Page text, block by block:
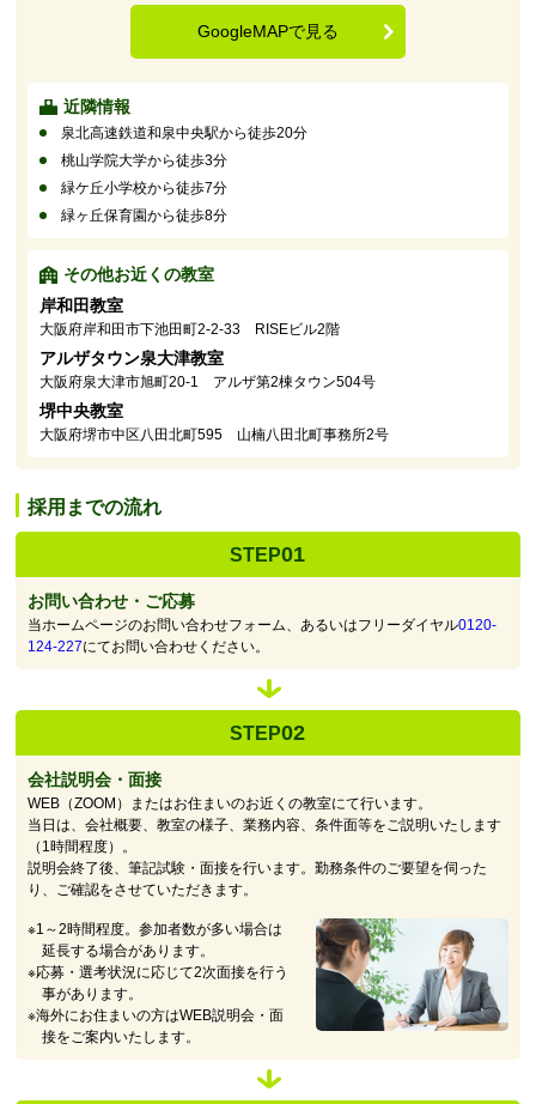
GoogleMAPで見る
近隣情報
泉北高速鉄道和泉中央駅から徒歩20分
桃山学院大学から徒歩3分
緑ケ丘小学校から徒歩7分
緑ヶ丘保育園から徒歩8分
その他お近くの教室
岸和田教室
大阪府岸和田市下池田町2-2-33 RISEビル2階
アルザタウン泉大津教室
大阪府泉大津市旭町20-1 アルザ第2棟タウン504号
堺中央教室
大阪府堺市中区八田北町595 山楠八田北町事務所2号
採用までの流れ
STEP01
お問い合わせ・ご応募
当ホームページのお問い合わせフォーム、あるいはフリーダイヤル0120-
124-227にてお問い合わせください。
STEP02
会社説明会・面接
WEB（ZOOM）またはお住まいのお近くの教室にて行います。
当日は、会社概要、教室の様子、業務内容、条件面等をご説明いたします
（1時間程度）。
説明会終了後、筆記試験・面接を行います。勤務条件のご要望を伺った
り、ご確認をさせていただきます。
※1～2時間程度。参加者数が多い場合は
延長する場合があります。
※応募・選考状況に応じて2次面接を行う
事があります。
※海外にお住まいの方はWEB説明会・面
接をご案内いたします。